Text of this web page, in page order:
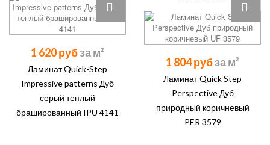
1 620 руб
Ламинат Quick-Step
Impressive patterns Дуб
серый теплый
брашированный IPU 4141
1 804 руб
Ламинат Quick Step
Perspective Дуб
природный коричневый
PER 3579